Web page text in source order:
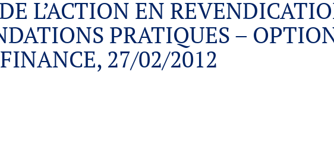
L’ACTION EN
PRATIQUES –
FINANCE, 27/02/2012